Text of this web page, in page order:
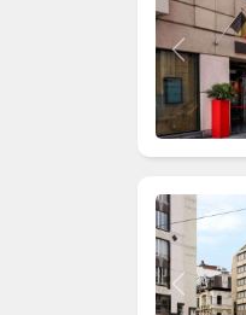
Indietro
Indietro